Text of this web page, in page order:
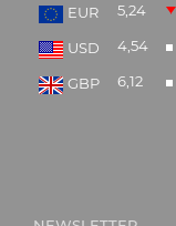
EUR
5,24
USD 4,54
GBP 6,12